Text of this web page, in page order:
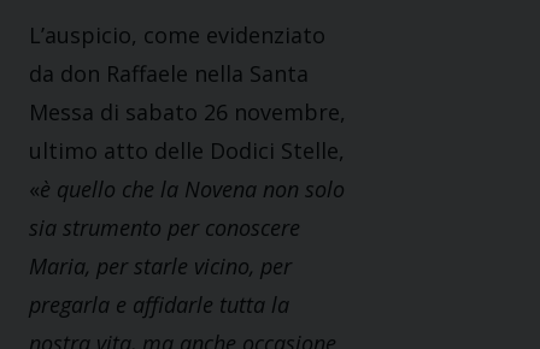
L’auspicio, come evidenziato
da don Raffaele nella Santa
Messa di sabato 26 novembre,
ultimo atto delle Dodici Stelle,
«è quello che la Novena non solo
sia strumento per conoscere
Maria, per starle vicino, per
pregarla e affidarle tutta la
nostra vita, ma anche occasione